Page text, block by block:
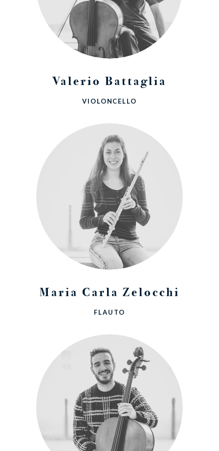
Valerio Battaglia
VIOLONCELLO
Maria Carla Zelocchi
FLAUTO